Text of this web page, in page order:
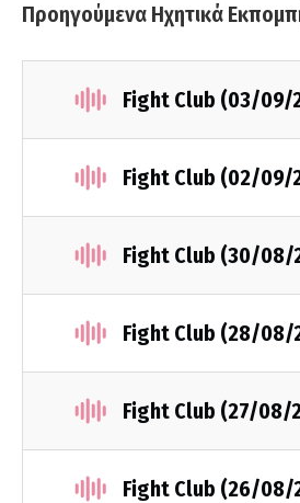
Προηγούμενα Ηχητικά
Fight Club (03/09/
Fight Club (02/09/
Fight Club (30/08/
Fight Club (28/08/
Fight Club (27/08/
Fight Club (26/08/